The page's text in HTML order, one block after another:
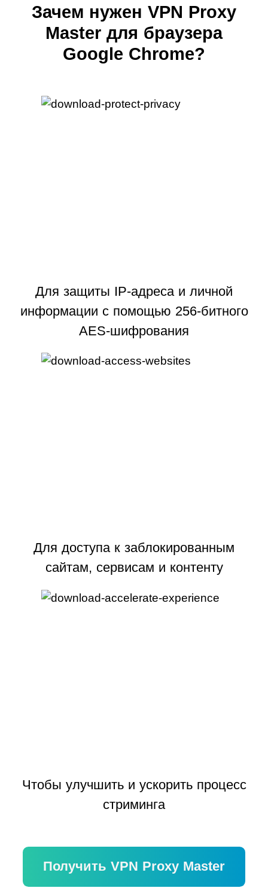
Зачем нужен VPN Proxy
Master для браузера
Google Chrome?
Для защиты IP-адреса и личной
информации с помощью 256-битного
AES-шифрования
Для доступа к заблокированным
сайтам, сервисам и контенту
Чтобы улучшить и ускорить процесс
стриминга
Получить VPN Proxy Master